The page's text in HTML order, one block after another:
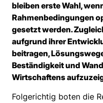
bleiben erste Wahl,
Rahmenbedingungen
gesetzt werden.
aufgrund ihrer
beitragen,
Beständigkeit und
Wirtschaftens
Folgerichtig boten die